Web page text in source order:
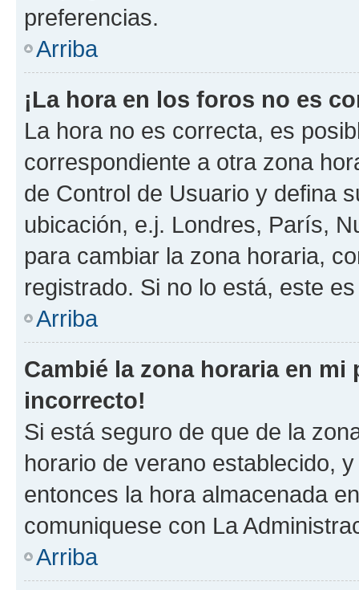
preferencias.
Arriba
¡La hora en los foros no es
La hora no es correcta, es
correspondiente a otra zona
de Control de Usuario y defina
ubicación, e.j. Londres, París,
para cambiar la zona horaria,
registrado. Si no lo está, este
Arriba
Cambié la zona horaria en
incorrecto!
Si está seguro de que de la
horario de verano establecido,
entonces la hora almacenada
comuniquese con La
Arriba